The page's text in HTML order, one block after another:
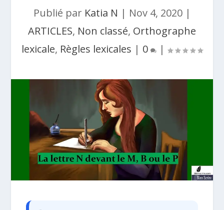
Publié par Katia N | Nov 4, 2020|
ARTICLES, Non classé, Orthographe
lexicale, Règles lexicales | 0 |